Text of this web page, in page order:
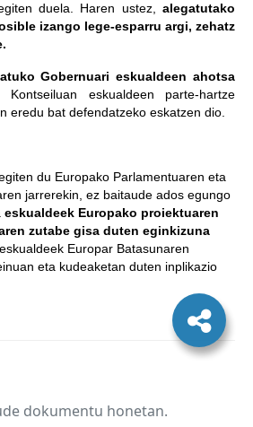
duela. Haren ustez, alegatutako
izango lege-esparru argi, zehatz
Gobernuari eskualdeen ahotsa
eskualdeen parte-hartze
eredu bat defendatzeko eskatzen dio.
du Europako Parlamentuaren eta
jarrerekin, ez baitaude ados egungo
eskualdeek Europako proiektuaren
zutabe gisa duten eginkizuna
Europar Batasunaren
eta kudeaketan duten inplikazio
dokumentu honetan.